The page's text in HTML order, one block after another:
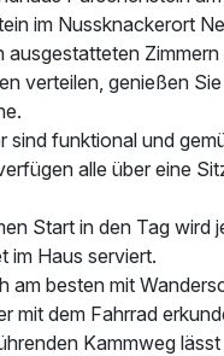
im Nussknackerort
Zimmern
verteilen, genießen
sind funktional und
alle über eine
Start in den Tag wird
im Haus serviert.
am besten mit
mit dem Fahrrad
Kammweg lässt